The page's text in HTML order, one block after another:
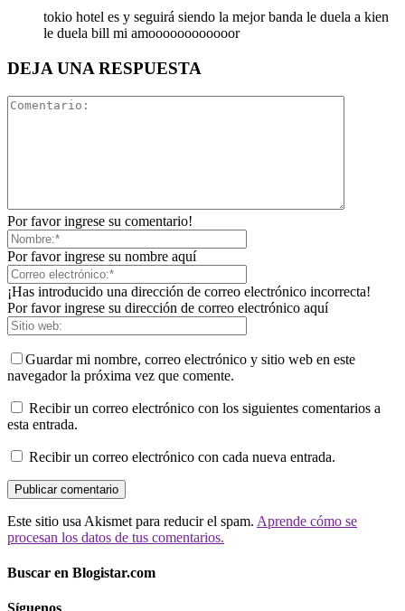
tokio hotel es y seguirá siendo la mejor banda le duela a kien
le duela bill mi amoooooooooooor
DEJA UNA RESPUESTA
Por favor ingrese su comentario!
Por favor ingrese su nombre aquí
¡Has introducido una dirección de correo electrónico incorrecta!
Por favor ingrese su dirección de correo electrónico aquí
Guardar mi nombre, correo electrónico y sitio web en este
navegador la próxima vez que comente.
Recibir un correo electrónico con los siguientes comentarios a
esta entrada.
Recibir un correo electrónico con cada nueva entrada.
Este sitio usa Akismet para reducir el spam. Aprende cómo se
procesan los datos de tus comentarios.
Buscar en Blogistar.com